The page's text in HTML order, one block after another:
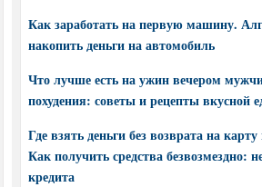
Как заработать на первую машину.
накопить деньги на автомобиль
Что лучше есть на ужин вечером
похудения: советы и рецепты вкусной
Где взять деньги без возврата на
Как получить средства безвозмездно:
кредита